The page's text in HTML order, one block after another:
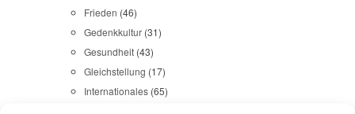
Frieden (46)
Gedenkkultur (31)
Gesundheit (43)
Gleichstellung (17)
Internationales (65)